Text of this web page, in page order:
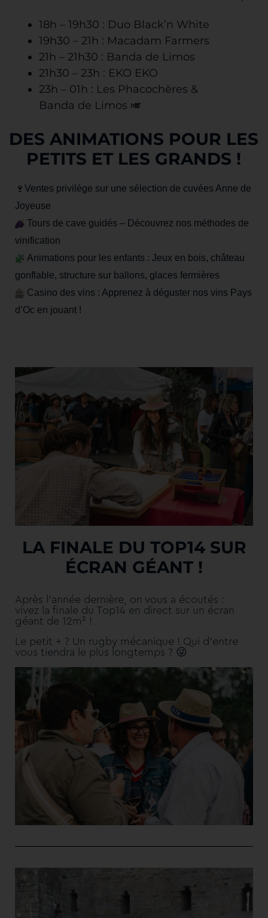
18h – 19h30 : Duo Black’n White
19h30 – 21h : Macadam Farmers
21h – 21h30 : Banda de Limos
21h30 – 23h : EKO EKO
23h – 01h : Les Phacochères &
‎Banda de Limos 🎺
DES ANIMATIONS POUR LES
PETITS ET LES GRANDS !
🍷Ventes privilège sur une sélection de cuvées Anne de
Joyeuse
Tours de cave guidés – Découvrez nos méthodes de
vinification
Animations pour les enfants : Jeux en bois, château
gonflable, structure sur ballons, glaces fermières
Casino des vins : Apprenez à déguster nos vins Pays
d’Oc en jouant !
LA FINALE DU TOP14 SUR
ÉCRAN GÉANT !
Après l’année dernière, on vous a écoutés :
vivez la finale du Top14 en direct sur un écran
géant de 12m² !
Le petit + ? Un rugby mécanique ! Qui d’entre
vous tiendra le plus longtemps ? 😜